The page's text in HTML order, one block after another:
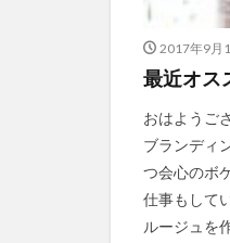
2017年9月
最近オス
おはようご
ブランディ
つ会心のボ
仕事もして
ルージュを